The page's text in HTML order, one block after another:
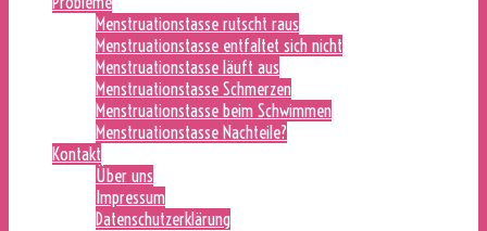
Menstruationstasse rutscht raus
Menstruationstasse entfaltet sich nicht
Menstruationstasse läuft aus
Menstruationstasse Schmerzen
Menstruationstasse beim Schwimmen
Menstruationstasse Nachteile?
Kontakt
Über uns
Impressum
Datenschutzerklärung